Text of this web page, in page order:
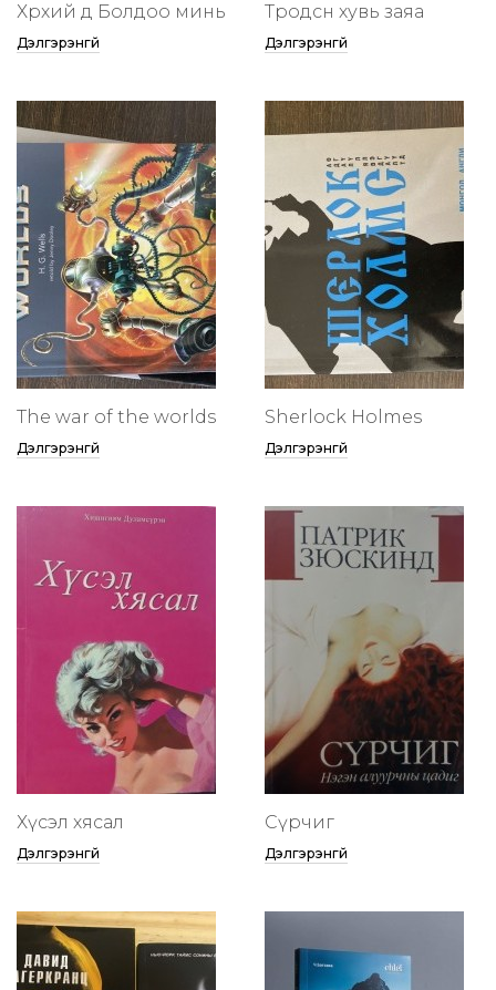
Хөөрхий дөө Болдоо минь
Дэлгэрэнгүй
Төөрөодсөн хувь заяа
Дэлгэрэнгүй
The war of the worlds
Дэлгэрэнгүй
Sherlock Holmes
Дэлгэрэнгүй
Хүсэл хясал
Дэлгэрэнгүй
Сүрчиг
Дэлгэрэнгүй